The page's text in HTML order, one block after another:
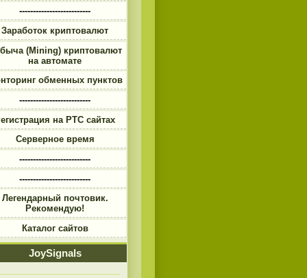
--------------------------
Заработок криптовалют
(Mining) криптовалют
на автомате
обменных пунктов
--------------------------
на PTC сайтах
Серверное время
--------------------------
--------------------------
Легендарный почтовик.
Рекомендую!
Каталог сайтов
JoySignals